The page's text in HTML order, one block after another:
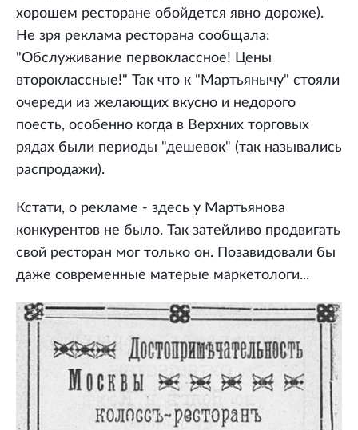
хорошем ресторане обойдется явно дороже).
Не зря реклама ресторана сообщала:
"Обслуживание первоклассное! Цены
второклассные!" Так что к "Мартьянычу" стояли
очереди из желающих вкусно и недорого
поесть, особенно когда в Верхних торговых
рядах были периоды "дешевок" (так назывались
распродажи).
Кстати, о рекламе - здесь у Мартьянова
конкурентов не было. Так затейливо продвигать
свой ресторан мог только он. Позавидовали бы
даже современные матерые маркетологи...